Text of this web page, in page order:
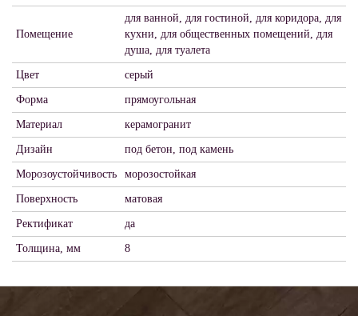
Помещение
для ванной, для гостиной, для коридора, для
кухни, для общественных помещений, для
душа, для туалета
Цвет серый
Форма прямоугольная
Материал керамогранит
Дизайн под бетон, под камень
Морозоустойчивость морозостойкая
Поверхность матовая
Ректификат да
Толщина, мм 8